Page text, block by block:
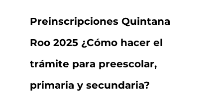
Preinscripciones Quintana
Roo 2025 ¿Cómo hacer el
trámite para preescolar,
primaria y secundaria?